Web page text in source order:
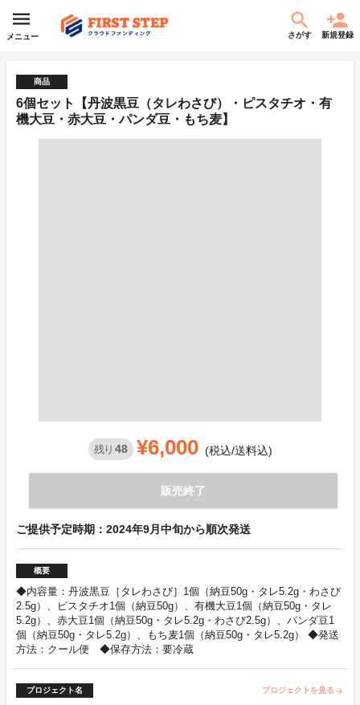
メニュー さがす 新規登録
商品
6個セット【丹波黒豆（タレわさび）・ピスタチオ・有
機大豆・赤大豆・パンダ豆・もち麦】
残り 48 ¥6,000 (税込/送料込)
販売終了
ご提供予定時期：2024年9月中旬から順次発送
概要
◆内容量：丹波黒豆［タレわさび］1個（納豆50g・タレ5.2g・わさび
2.5g）、ピスタチオ1個（納豆50g）、有機大豆1個（納豆50g・タレ
5.2g）、赤大豆1個（納豆50g・タレ5.2g・わさび2.5g）、パンダ豆1
個（納豆50g・タレ5.2g）、もち麦1個（納豆50g・タレ5.2g） ◆発送
方法：クール便 ◆保存方法：要冷蔵
プロジェクト名 プロジェクトを見る arrow_forward